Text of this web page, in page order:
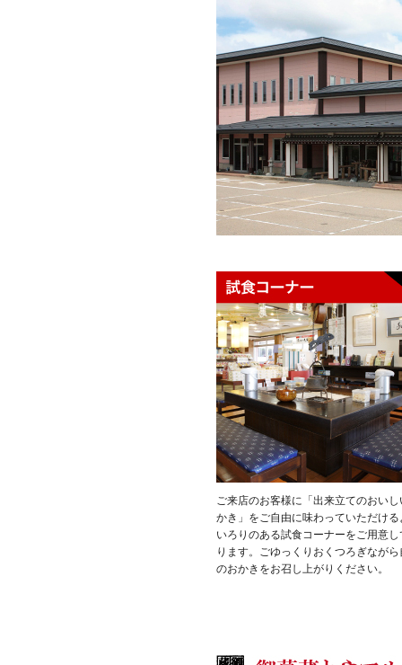
ご来店のお客様に「出来立てのおいし
かき」をご自由に味わっていただける
いろりのある試食コーナーをご用意し
ります。ごゆっくりおくつろぎながら
のおかきをお召し上がりください。